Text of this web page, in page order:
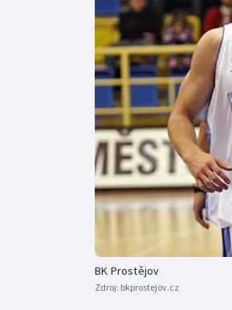
BK Prostějov
Zdroj: bkprostejov.cz